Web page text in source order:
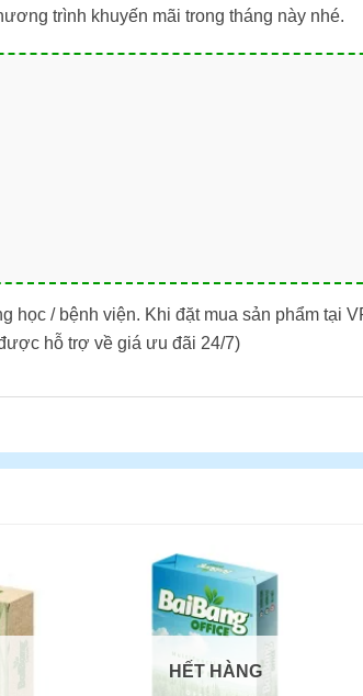
trình khuyến mãi trong tháng này nhé.
/ bệnh viện. Khi đặt mua sản phẩm tại
hỗ trợ về giá ưu đãi 24/7)
HẾT HÀNG